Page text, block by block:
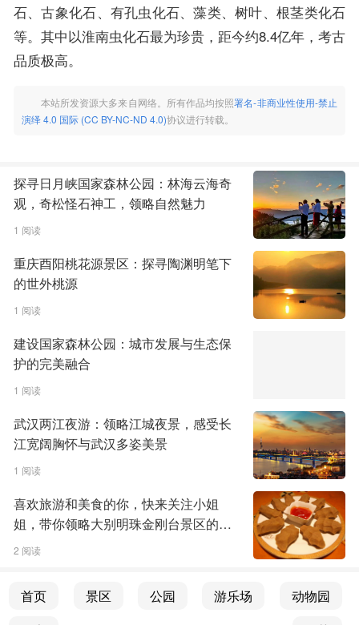
石、古象化石、有孔虫化石、藻类、树叶、根茎类化石
等。其中以淮南虫化石最为珍贵，距今约8.4亿年，考古
品质极高。
本站所发资源大多来自网络。所有作品均按照署名-非商业性使用-禁止
演绎 4.0 国际 (CC BY-NC-ND 4.0)协议进行转载。
探寻日月峡国家森林公园：林海云海奇
观，奇松怪石神工，领略自然魅力
1 阅读
重庆酉阳桃花源景区：探寻陶渊明笔下
的世外桃源
1 阅读
建设国家森林公园：城市发展与生态保
护的完美融合
1 阅读
武汉两江夜游：领略江城夜景，感受长
江宽阔胸怀与武汉多姿美景
1 阅读
喜欢旅游和美食的你，快来关注小姐
姐，带你领略大别明珠金刚台景区的魅
力
2 阅读
首页 景区 公园 游乐场
动物园